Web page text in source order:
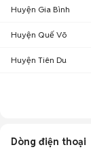
Huyện Gia Bình
Huyện Quế Võ
Huyện Tiên Du
Dòng điện thoại